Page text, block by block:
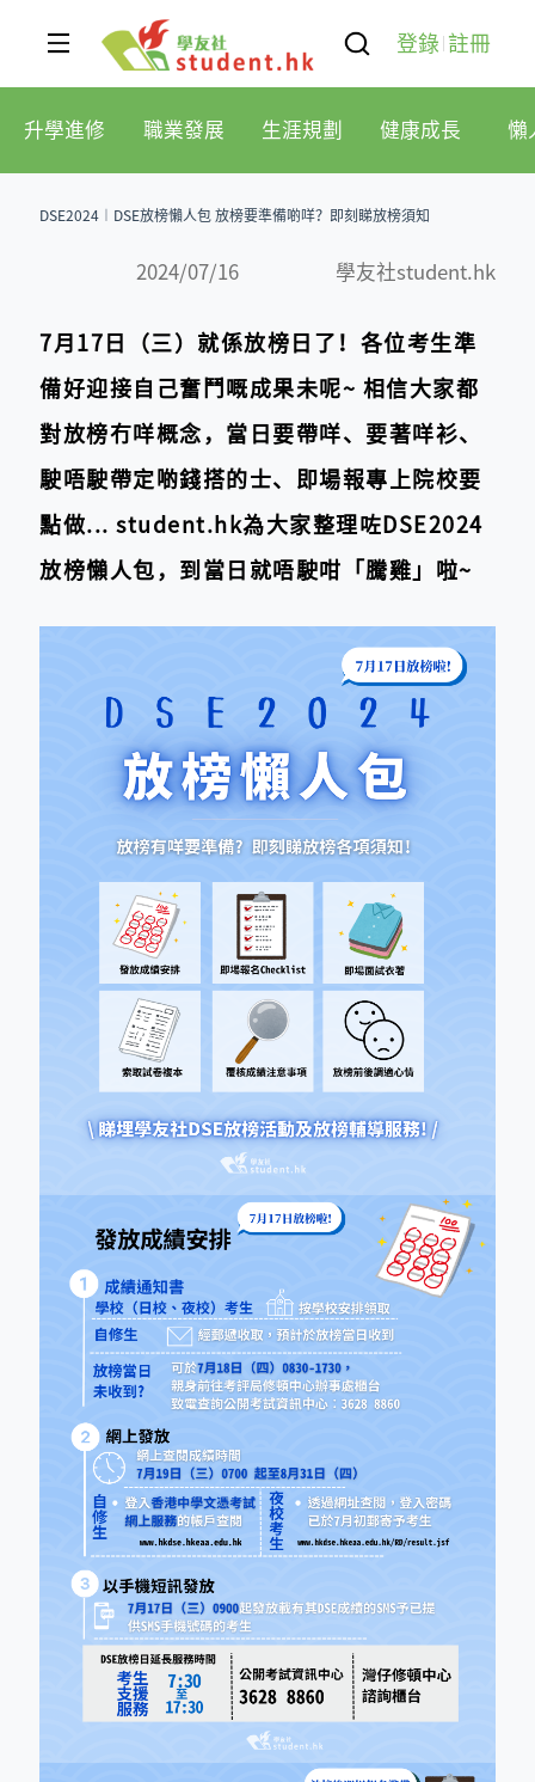
登錄 註冊
升學進修 職業發展 生涯規劃 健康成長 懶
DSE2024︱DSE放榜懶人包 放榜要準備啲咩？即刻睇放榜須知
2024/07/16 學友社student.hk
7月17日（三）就係放榜日了！各位考生準
備好迎接自己奮鬥嘅成果未呢~ 相信大家都
對放榜冇咩概念，當日要帶咩、要著咩衫、
駛唔駛帶定啲錢搭的士、即場報專上院校要
點做... student.hk為大家整理咗DSE2024
放榜懶人包，到當日就唔駛咁「騰雞」啦~